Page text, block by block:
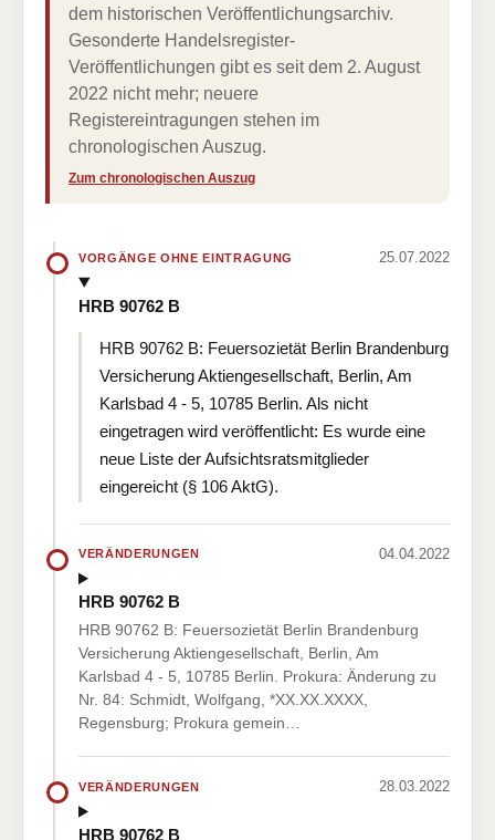
dem historischen Veröffentlichungsarchiv.
Gesonderte Handelsregister-
Veröffentlichungen gibt es seit dem 2. August
2022 nicht mehr; neuere
Registereintragungen stehen im
chronologischen Auszug.
Zum chronologischen Auszug
VORGÄNGE OHNE EINTRAGUNG 25.07.2022
HRB 90762 B
HRB 90762 B: Feuersozietät Berlin Brandenburg
Versicherung Aktiengesellschaft, Berlin, Am
Karlsbad 4 - 5, 10785 Berlin. Als nicht
eingetragen wird veröffentlicht: Es wurde eine
neue Liste der Aufsichtsratsmitglieder
eingereicht (§ 106 AktG).
VERÄNDERUNGEN 04.04.2022
HRB 90762 B
HRB 90762 B: Feuersozietät Berlin Brandenburg
Versicherung Aktiengesellschaft, Berlin, Am
Karlsbad 4 - 5, 10785 Berlin. Prokura: Änderung zu
Nr. 84: Schmidt, Wolfgang, *XX.XX.XXXX,
Regensburg; Prokura gemein…
VERÄNDERUNGEN 28.03.2022
HRB 90762 B